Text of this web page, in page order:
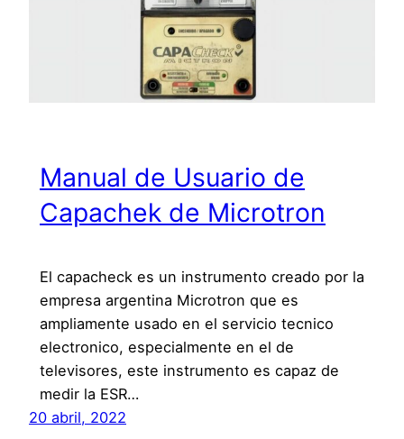
Manual de Usuario de
Capachek de Microtron
El capacheck es un instrumento creado por la
empresa argentina Microtron que es
ampliamente usado en el servicio tecnico
electronico, especialmente en el de
televisores, este instrumento es capaz de
medir la ESR…
20 abril, 2022